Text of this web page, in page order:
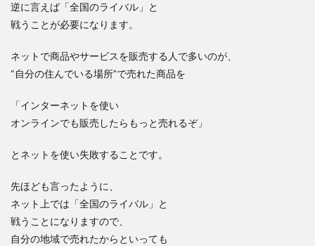
逆に言えば「全国のライバル」と
戦うことが必要になります。
ネットで商品やサービスを販売する人で多いのが、
“自分の住んでいる場所”で売れた商品を
「インターネットを使い
オンラインでも販売したらもっと売れるぞ」
とネットを使い失敗することです。
先ほども言ったように、
ネット上では「全国のライバル」と
戦うことになりますので、
自分の地域で売れたからといっても